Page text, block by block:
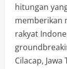
hitungan
memberikan
rakyat
Cilacap,